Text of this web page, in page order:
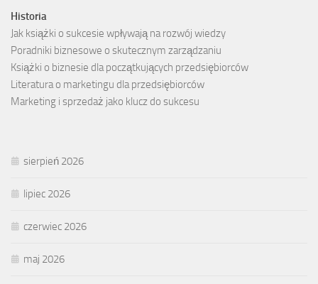
Historia
Jak książki o sukcesie wpływają na rozwój wiedzy
Poradniki biznesowe o skutecznym zarządzaniu
Książki o biznesie dla początkujących przedsiębiorców
Literatura o marketingu dla przedsiębiorców
Marketing i sprzedaż jako klucz do sukcesu
sierpień 2026
lipiec 2026
czerwiec 2026
maj 2026